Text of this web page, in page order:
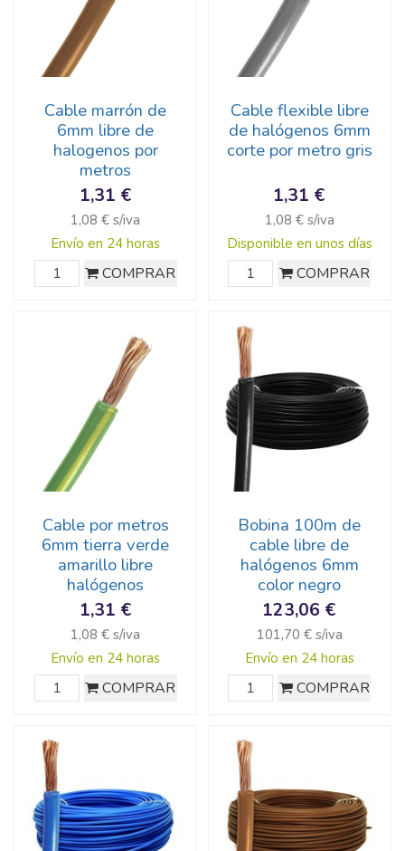
Cable marrón de
6mm libre de
halogenos por
metros
1,31 €
1,08 € s/iva
Envío en 24 horas
COMPRAR
Cable flexible libre
de halógenos 6mm
corte por metro gris
1,31 €
1,08 € s/iva
Disponible en unos días
COMPRAR
Cable por metros
6mm tierra verde
amarillo libre
halógenos
1,31 €
1,08 € s/iva
Envío en 24 horas
COMPRAR
Bobina 100m de
cable libre de
halógenos 6mm
color negro
123,06 €
101,70 € s/iva
Envío en 24 horas
COMPRAR